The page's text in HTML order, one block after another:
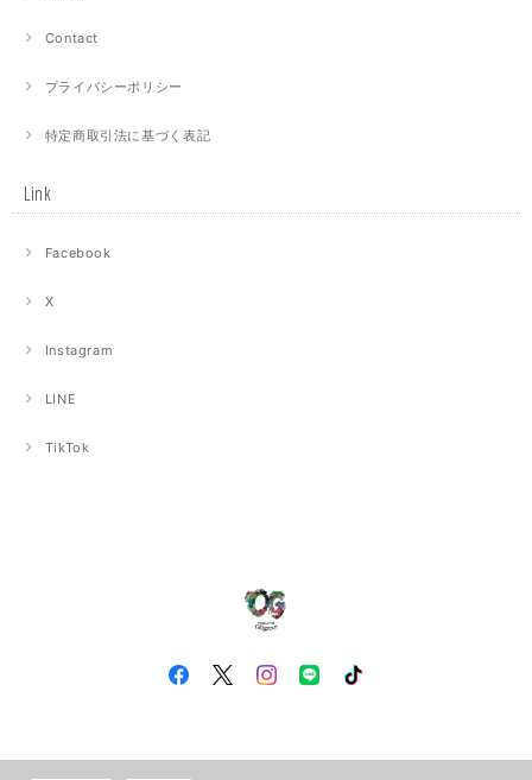
Contact
プライバシーポリシー
特定商取引法に基づく表記
Link
Facebook
X
Instagram
LINE
TikTok